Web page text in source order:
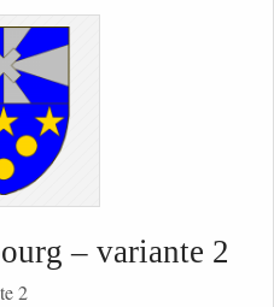
– variante 2
2